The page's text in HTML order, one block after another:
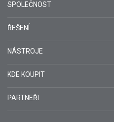
SPOLEČNOST
ŘEŠENÍ
NÁSTROJE
KDE KOUPIT
PARTNEŘI